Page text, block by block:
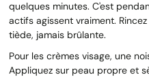
quelques minutes. C'est
actifs agissent vraiment.
tiède, jamais brûlante.
Pour les crèmes visage, une
Appliquez sur peau propre et